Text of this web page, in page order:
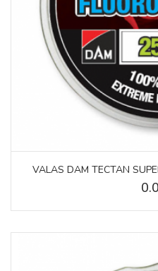
VALAS DAM TECTAN